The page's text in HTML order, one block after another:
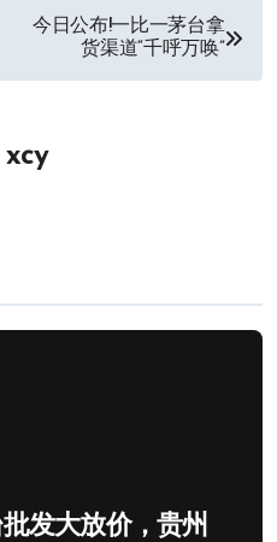
今日公布!一比一茅台拿
货渠道“千呼万唤”
xcy
发大放价，贵州